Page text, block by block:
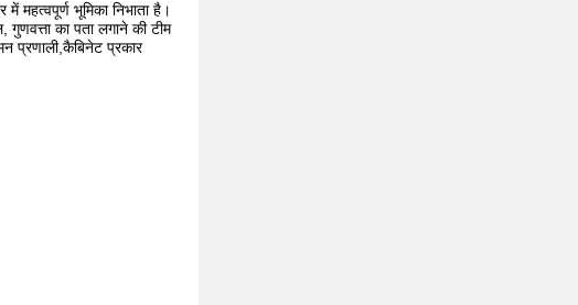
भूमिका निभाता है।
का पता लगाने की टीम
प्रणाली,कैबिनेट प्रकार